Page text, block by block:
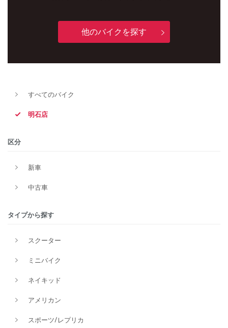
他のバイクを探す
すべてのバイク
明石店
区分
新車
中古車
タイプから探す
スクーター
ミニバイク
ネイキッド
アメリカン
スポーツ/レプリカ
メーカー
価格